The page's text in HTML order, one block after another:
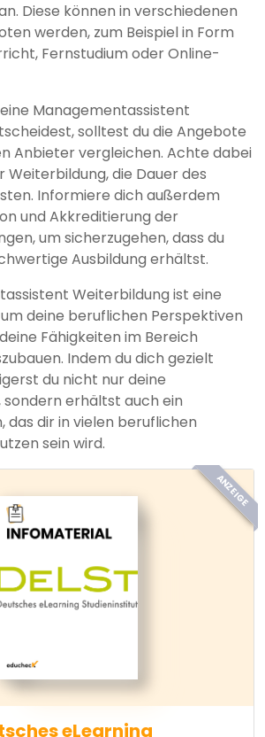
Diese können in verschiedenen
werden, zum Beispiel in Form
Fernstudium oder Online-
Managementassistent
solltest du die Angebote
Anbieter vergleichen. Achte dabei
Weiterbildung, die Dauer des
Informiere dich außerdem
und Akkreditierung der
um sicherzugehen, dass du
Ausbildung erhältst.
Weiterbildung ist eine
deine beruflichen Perspektiven
Fähigkeiten im Bereich
Indem du dich gezielt
du nicht nur deine
erhältst auch ein
das dir in vielen beruflichen
sein wird.
ANZEIGE
eLearning